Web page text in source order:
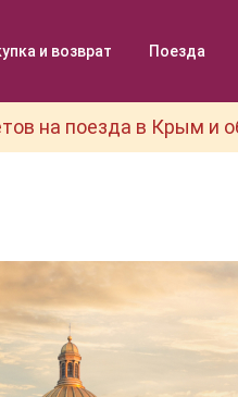
и возврат Поезда
на поезда в Крым и